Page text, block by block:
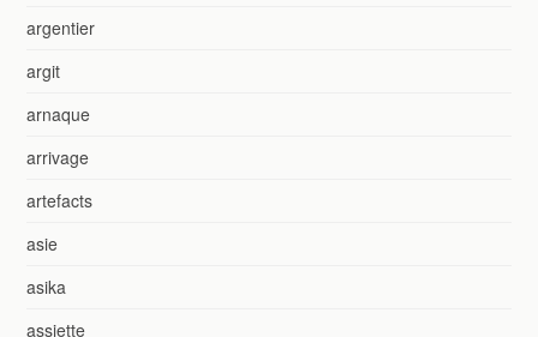
argentier
argit
arnaque
arrivage
artefacts
asie
asika
assiette